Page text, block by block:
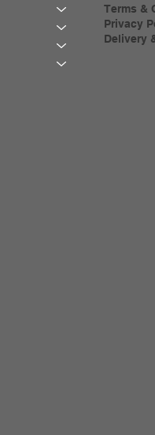
Terms &
Privacy
Delivery